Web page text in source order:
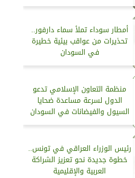
أمطار سوداء تملأ سماء دارفور..
تحذيرات من عواقب بيئية خطيرة
في السودان
منظمة التعاون الإسلامي تدعو
الدول لسرعة مساعدة ضحايا
السيول والفيضانات في السودان
رئيس الوزراء العراقي في تونس..
خطوة جديدة نحو تعزيز الشراكة
العربية والإقليمية